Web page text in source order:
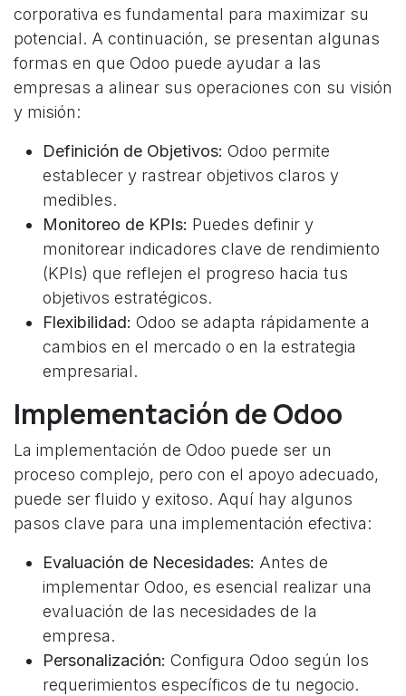
corporativa es fundamental para maximizar su
potencial. A continuación, se presentan algunas
formas en que Odoo puede ayudar a las
empresas a alinear sus operaciones con su visión
y misión:
Definición de Objetivos: Odoo permite
establecer y rastrear objetivos claros y
medibles.
Monitoreo de KPIs: Puedes definir y
monitorear indicadores clave de rendimiento
(KPIs) que reflejen el progreso hacia tus
objetivos estratégicos.
Flexibilidad: Odoo se adapta rápidamente a
cambios en el mercado o en la estrategia
empresarial.
Implementación de Odoo
La implementación de Odoo puede ser un
proceso complejo, pero con el apoyo adecuado,
puede ser fluido y exitoso. Aquí hay algunos
pasos clave para una implementación efectiva:
Evaluación de Necesidades: Antes de
implementar Odoo, es esencial realizar una
evaluación de las necesidades de la
empresa.
Personalización: Configura Odoo según los
requerimientos específicos de tu negocio.